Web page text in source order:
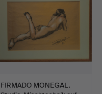
FIRMADO MONEGAL.